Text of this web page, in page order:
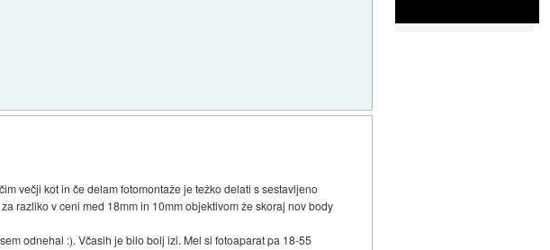
večji kot in če delam fotomontaže je težko delati s sestavljeno
razliko v ceni med 18mm in 10mm objektivom že skoraj nov body
odnehal :). Včasih je bilo bolj izi. Mel si fotoaparat pa 18-55